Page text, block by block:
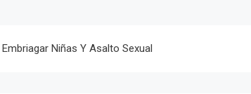
Niñas Y Asalto Sexual